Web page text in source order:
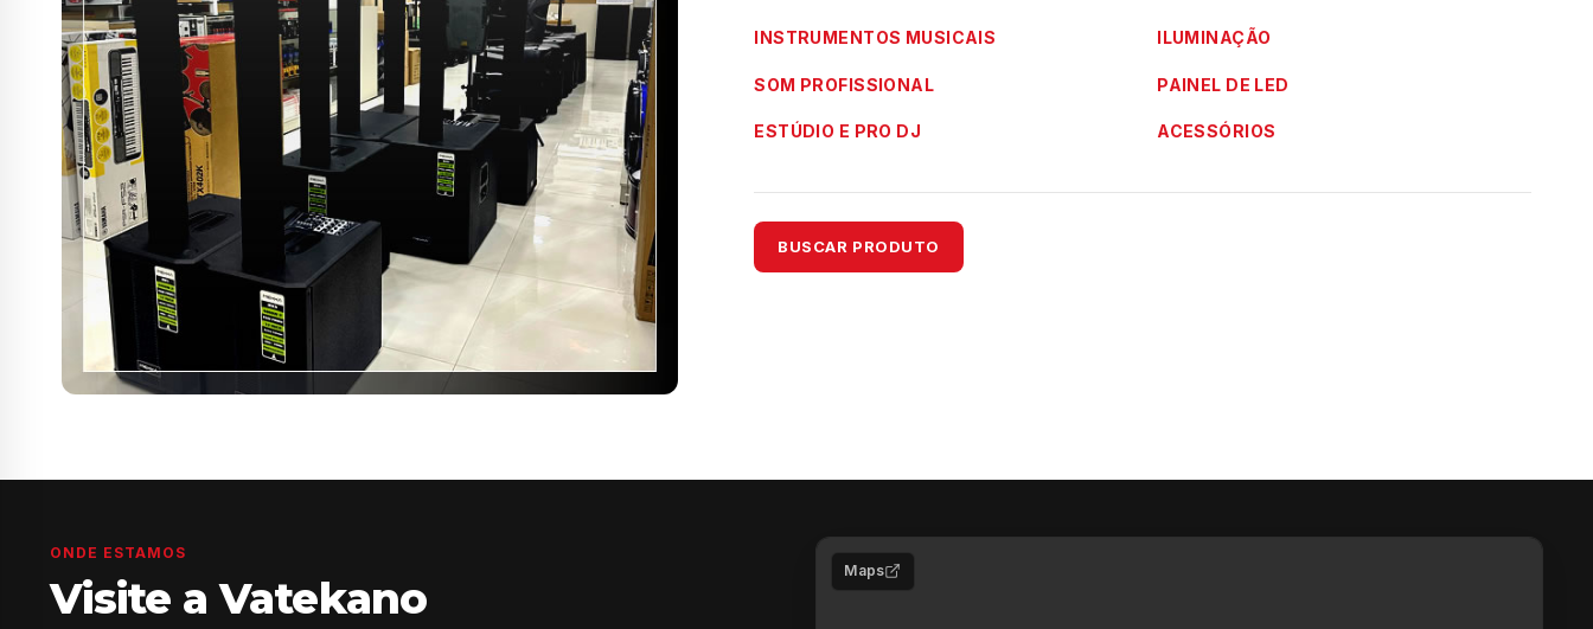
INSTRUMENTOS MUSICAIS ILUMINAÇÃO
SOM PROFISSIONAL PAINEL DE LED
ESTÚDIO E PRO DJ ACESSÓRIOS
BUSCAR PRODUTO
ONDE ESTAMOS
Visite a Vatekano
Maps